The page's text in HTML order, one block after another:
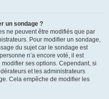
un sondage ?
ne peuvent être modifiés que par
Pour modifier un sondage,
du sujet car le sondage est
n’a encore voté, il est
ses options. Cependant, si
et les administrateurs
Cela empêche de modifier les